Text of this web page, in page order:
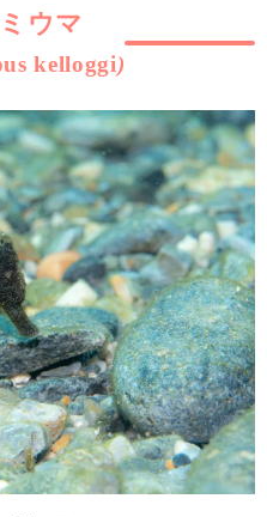
ウマ
kelloggi)